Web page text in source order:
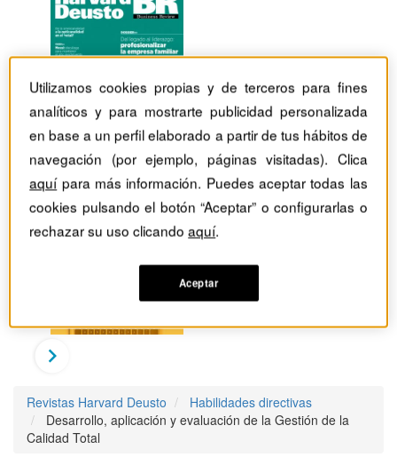
Revistas Harvard Deusto
Habilidades directivas
Desarrollo, aplicación y evaluación de la Gestión de la
Calidad Total
Utilizamos cookies propias y de terceros para fines
analíticos y para mostrarte publicidad personalizada
en base a un perfil elaborado a partir de tus hábitos de
navegación (por ejemplo, páginas visitadas). Clica
aquípara más información. Puedes aceptar todas las
cookies pulsando el botón “Aceptar” o configurarlas o
rechazar su uso clicandoaquí.
Aceptar